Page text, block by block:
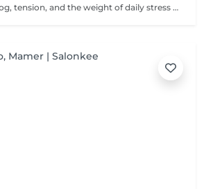
Let go of mental fog, tension, and the weight of daily stress with the Cranial Clarity Ritual calming head massage designed to clear your mind and soothe your nervous system. Through gentle pressure, intuitive touch, and mindful pacing, this ritual helps release built-up tension in the scalp, jaw, temples, and neck while encouraging deep mental stillness. This treatment is perfect for those seeking relief from headaches, mental fatigue, or emotional overload. Leave feeling lighter, clearer, and more groundedwith a renewed sense of mental space and inner serenity. For further questions please contact us.